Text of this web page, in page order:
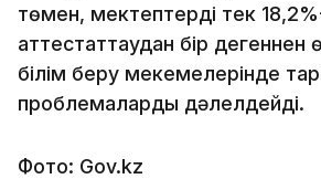
төмен, мектептердің тек
аттестаттаудан бір дегеннен
білім беру мекемелерінде
проблемаларды дәлелдейді.
Фото: Gov.kz